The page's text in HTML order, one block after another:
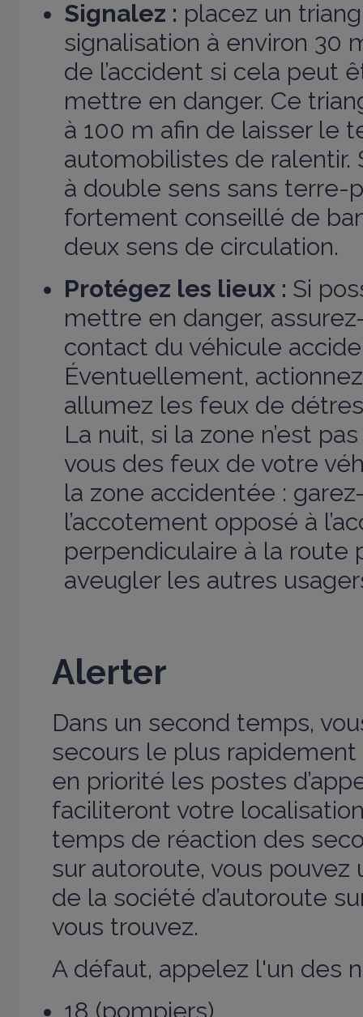
Signalez : placez un
signalisation à environ 30
de l’accident si cela peut
mettre en danger. Ce
à 100 m afin de laisser le
automobilistes de ralentir.
à double sens sans terre-
fortement conseillé de
deux sens de circulation.
Protégez les lieux : Si
mettre en danger,
contact du véhicule
Éventuellement,
allumez les feux de
La nuit, si la zone n’est
vous des feux de votre
la zone accidentée :
l’accotement opposé à
perpendiculaire à la route
aveugler les autres
Alerter
Dans un second temps,
secours le plus
en priorité les postes
faciliteront votre
temps de réaction des
sur autoroute, vous pouvez
de la société d’autoroute
vous trouvez.
A défaut, appelez l'un des
18 (pompiers),